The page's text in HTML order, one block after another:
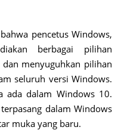
pencetus Windows,
berbagai pilihan
menyuguhkan pilihan
seluruh versi Windows.
ada dalam Windows 10.
dalam Windows
muka yang baru.